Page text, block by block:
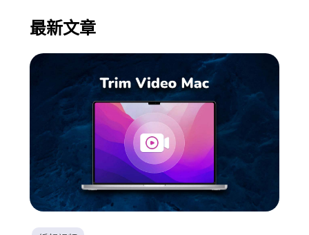
免費音視頻轉換器
免費視頻編輯器
免費圖片壓縮器
免費PDF壓縮器
最新文章